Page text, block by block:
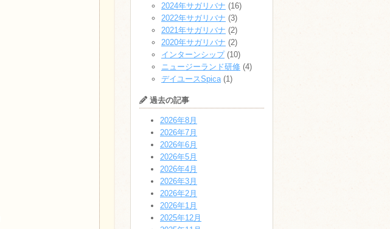
2024年サガリバナ (16)
2022年サガリバナ (3)
2021年サガリバナ (2)
2020年サガリバナ (2)
インターンシップ(10)
ニュージーランド研修 (4)
デイユースSpica(1)
過去の記事
2026年8月
2026年7月
2026年6月
2026年5月
2026年4月
2026年3月
2026年2月
2026年1月
2025年12月